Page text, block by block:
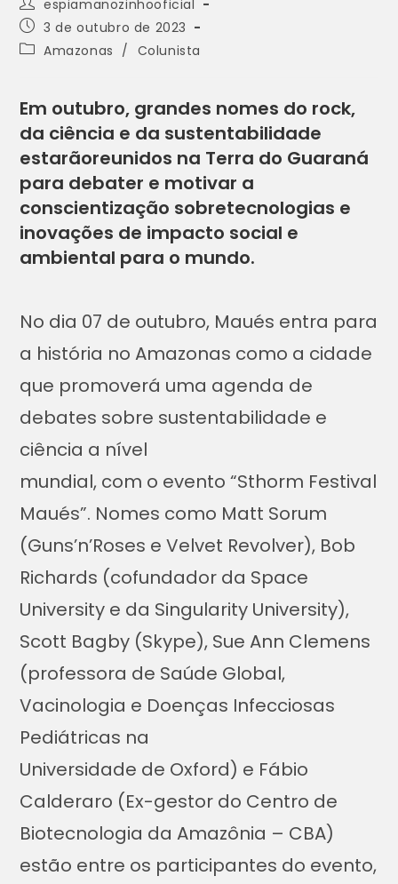
espiamanozinhooficial
3 de outubro de 2023
Amazonas / Colunista
Em outubro, grandes nomes do rock,
da ciência e da sustentabilidade
estarãoreunidos na Terra do Guaraná
para debater e motivar a
conscientização sobretecnologias e
inovações de impacto social e
ambiental para o mundo.
No dia 07 de outubro, Maués entra para
a história no Amazonas como a cidade
que promoverá uma agenda de
debates sobre sustentabilidade e
ciência a nível
mundial, com o evento “Sthorm Festival
Maués”. Nomes como Matt Sorum
(Guns’n’Roses e Velvet Revolver), Bob
Richards (cofundador da Space
University e da Singularity University),
Scott Bagby (Skype), Sue Ann Clemens
(professora de Saúde Global,
Vacinologia e Doenças Infecciosas
Pediátricas na
Universidade de Oxford) e Fábio
Calderaro (Ex-gestor do Centro de
Biotecnologia da Amazônia – CBA)
estão entre os participantes do evento,